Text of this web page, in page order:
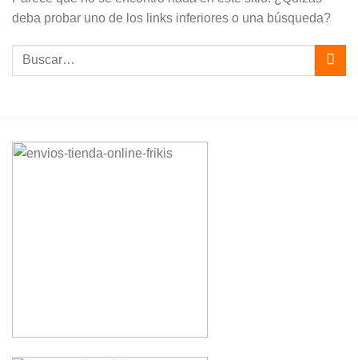
deba probar uno de los links inferiores o una búsqueda?